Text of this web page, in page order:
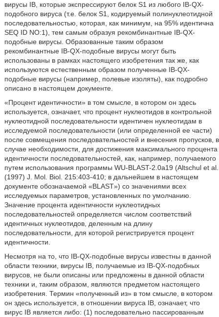
вирусы IB, которые экспрессируют белок S1 из любого IB-QX-
подобного вируса (т.е. белок S1, кодируемый полинуклеотидной
последовательностью, которая, как минимум, на 95% идентична
SEQ ID NO:1), тем самым образуя рекомбинантные IB-QX-
подобные вирусы. Образованные таким образом
рекомбинантные IB-QX-подобные вирусы могут быть
использованы в рамках настоящего изобретения так же, как
используются естественным образом полученные IB-QX-
подобные вирусы (например, полевые изоляты), как подробно
описано в настоящем документе.
«Процент идентичности» в том смысле, в котором он здесь
используется, означает, что процент нуклеотидов в контрольной
нуклеотидной последовательности идентичен нуклеотидам в
исследуемой последовательности (или определенной ее части)
после совмещения последовательностей и внесения пропусков, в
случае необходимости, для достижения максимального процента
идентичности последовательностей, как, например, получаемого
путем использования программы WU-BLAST-2.0a19 (Altschul et al.
(1997) J. Mol. Biol. 215:403-410; в дальнейшем в настоящем
документе обозначаемой «BLAST») со значениями всех
исследуемых параметров, установленных по умолчанию.
Значение процента идентичности нуклеотидных
последовательностей определяется числом соответствий
идентичных нуклеотидов, деленным на длину
последовательности, для которой регистрируется процент
идентичности.
Несмотря на то, что IB-QX-подобные вирусы известны в данной
области техники, вирусы IB, получаемые из IB-QX-подобных
вирусов, не были описаны или предложены в данной области
техники и, таким образом, являются предметом настоящего
изобретения. Термин «полученный из» в том смысле, в котором
он здесь используется, в отношении вируса IB, означает, что
вирус IB является либо: (1) последовательно пассированным